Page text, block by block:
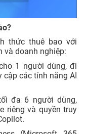
thức thuê bao với
và doanh nghiệp:
1 người dùng, đi
cập các tính năng AI
đa 6 người dùng,
riêng và quyền truy